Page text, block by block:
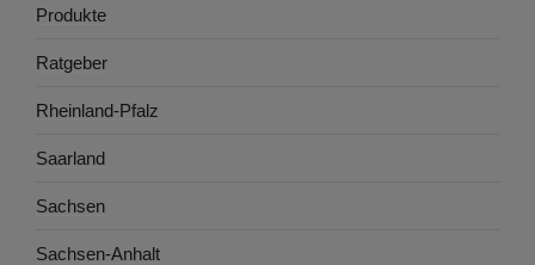
Produkte
Ratgeber
Rheinland-Pfalz
Saarland
Sachsen
Sachsen-Anhalt